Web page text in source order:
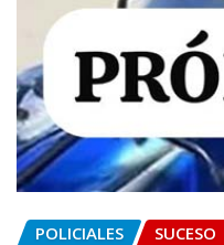
POLICIALES SUCESO